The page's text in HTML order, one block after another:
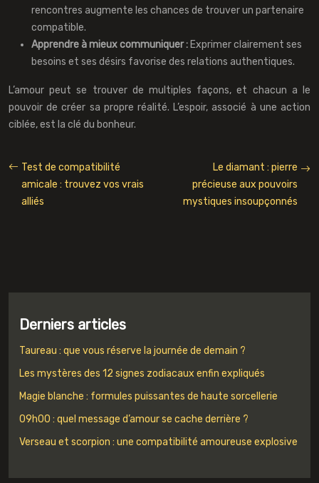
rencontres augmente les chances de trouver un partenaire
compatible.
Apprendre à mieux communiquer : Exprimer clairement ses
besoins et ses désirs favorise des relations authentiques.
L’amour peut se trouver de multiples façons, et chacun a le
pouvoir de créer sa propre réalité. L’espoir, associé à une action
ciblée, est la clé du bonheur.
Test de compatibilité
amicale : trouvez vos vrais
alliés
Le diamant : pierre
précieuse aux pouvoirs
mystiques insoupçonnés
Derniers articles
Taureau : que vous réserve la journée de demain ?
Les mystères des 12 signes zodiacaux enfin expliqués
Magie blanche : formules puissantes de haute sorcellerie
09h00 : quel message d’amour se cache derrière ?
Verseau et scorpion : une compatibilité amoureuse explosive